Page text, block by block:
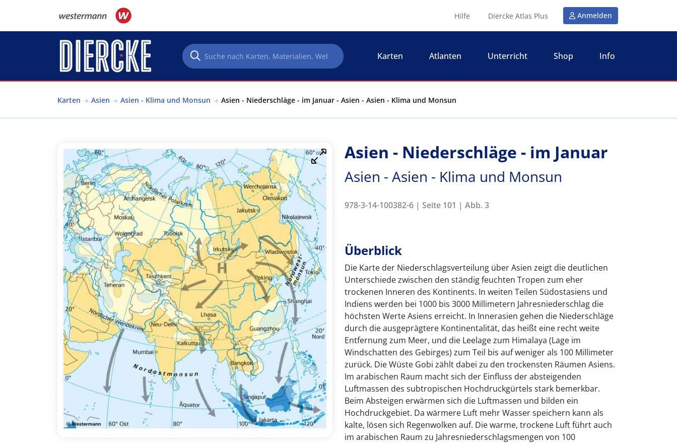
Hilfe Diercke Atlas Plus Anmelden
Karten Atlanten Unterricht Shop Info
Karten Asien Asien - Klima und Monsun Asien - Niederschläge - im Januar - Asien - Asien - Klima und Monsun
Asien - Niederschläge - im Januar
Asien - Asien - Klima und Monsun
978-3-14-100382-6 | Seite 101 | Abb. 3
Überblick
Die Karte der Niederschlagsverteilung über Asien zeigt die deutlichen
Unterschiede zwischen den ständig feuchten Tropen zum eher
trockenen Inneren des Kontinents. In weiten Teilen Südostasiens und
Indiens werden bei 1000 bis 3000 Millimetern Jahresniederschlag die
höchsten Werte Asiens erreicht. In Innerasien gehen die Niederschläge
durch die ausgeprägtere Kontinentalität, das heißt eine recht weite
Entfernung zum Meer, und die Leelage zum Himalaya (Lage im
Windschatten des Gebirges) zum Teil bis auf weniger als 100 Millimeter
zurück. Die Wüste Gobi zählt dabei zu den trockensten Räumen Asiens.
Im arabischen Raum macht sich der Einfluss der absteigenden
Luftmassen des subtropischen Hochdruckgürtels stark bemerkbar.
Beim Absteigen erwärmen sich die Luftmassen und bilden ein
Hochdruckgebiet. Da wärmere Luft mehr Wasser speichern kann als
kalte, lösen sich Regenwolken auf. Die warme, trockene Luft führt auch
im arabischen Raum zu Jahresniederschlagsmengen von 100